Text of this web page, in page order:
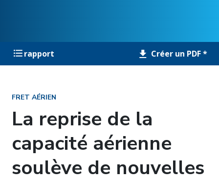
rapport Créer un PDF *
FRET AÉRIEN
La reprise de la
capacité aérienne
soulève de nouvelles